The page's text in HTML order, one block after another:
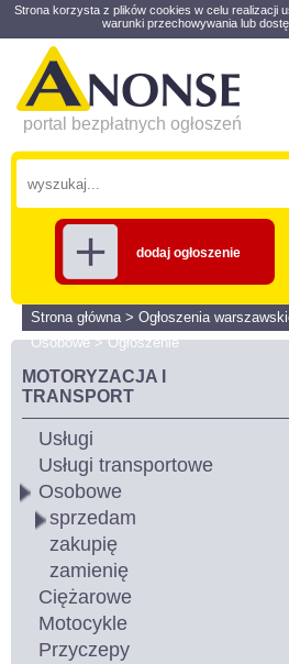
Strona korzysta z plików cookies w celu realizacji
warunki przechowywania lub
portal bezpłatnych ogłoszeń
dodaj ogłoszenie
Strona główna> Ogłoszenia
Osobowe>Ogłoszenie
MOTORYZACJA I
TRANSPORT
Usługi
Usługi transportowe
Osobowe
sprzedam
zakupię
zamienię
Ciężarowe
Motocykle
Przyczepy